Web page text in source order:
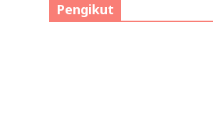
Pengikut